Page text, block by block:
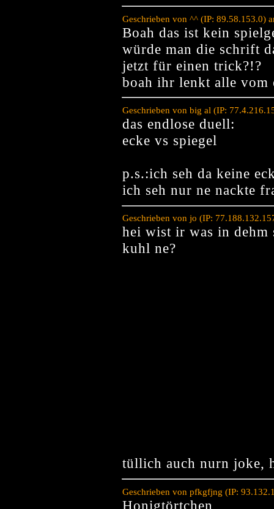
Geschrieben von ^^ (IP: 89.58.153.0)
Boah das ist kein
würde man die schrift
jetzt für einen trick?!?
boah ihr lenkt alle vom
Geschrieben von big al (IP:
das endlose duell:
ecke vs spiegel
p.s.:ich seh da keine
ich seh nur ne nackte
Geschrieben von jo (IP:
hei wist ir was in dehm
kuhl ne?
tüllich auch nurn joke,
Geschrieben von pfkgfjng (IP:
Honigtörtchen